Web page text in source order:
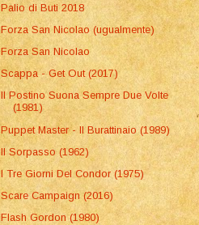
Palio di Buti 2018
Forza San Nicolao (ugualmente)
Forza San Nicolao
Scappa - Get Out (2017)
Il Postino Suona Sempre Due Volte
(1981)
Puppet Master - Il Burattinaio (1989)
Il Sorpasso (1962)
I Tre Giorni Del Condor (1975)
Scare Campaign (2016)
Flash Gordon (1980)